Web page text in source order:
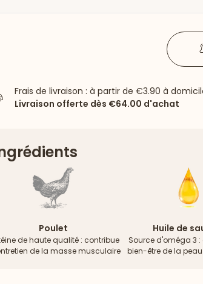
Frais de livraison : à partir de €3.90 à
Livraison offerte dès €64.00 d'achat
Poulet
de haute qualité : contribue
de la masse musculaire
Huile de
Source d'oméga 3
bien-être de la